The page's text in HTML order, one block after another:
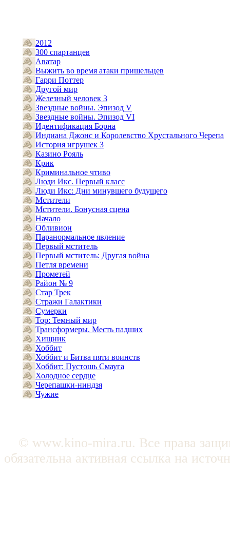
2012
300 спартанцев
Аватар
Выжить во время атаки пришельцев
Гарри Поттер
Другой мир
Железный человек 3
Звездные войны. Эпизод V
Звездные войны. Эпизод VI
Идентификация Борна
Индиана Джонс и Королевство Хрустального Черепа
История игрушек 3
Казино Рояль
Крик
Криминальное чтиво
Люди Икс. Первый класс
Люди Икс: Дни минувшего будущего
Мстители
Мстители. Бонусная сцена
Начало
Обливион
Паранормальное явление
Первый мститель
Первый мститель: Другая война
Петля времени
Прометей
Район № 9
Стар Трек
Стражи Галактики
Сумерки
Тор: Темный мир
Трансформеры. Месть падших
Хищник
Хоббит
Хоббит и Битва пяти воинств
Хоббит: Пустошь Смауга
Холодное сердце
Черепашки-ниндзя
Чужие
© www.kino-mira.ru. Все права
обязательна активная ссылка на